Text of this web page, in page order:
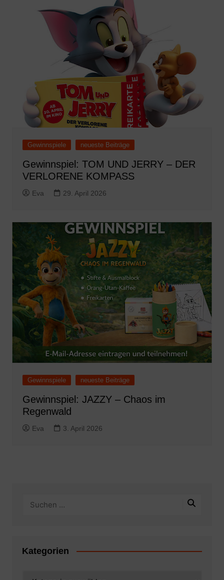
Gewinnspiele neueste Beiträge
Gewinnspiel: TOM UND JERRY – DER
VERLORENE KOMPASS
Eva 29. April 2026
Gewinnspiele neueste Beiträge
Gewinnspiel: JAZZY – Chaos im
Regenwald
Eva 3. April 2026
Kategorien